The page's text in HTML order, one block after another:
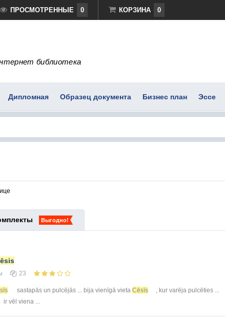
ПРОСМОТРЕННЫЕ 0 КОРЗИНА 0
библиотека
Дипломная Образец документа Бизнес план Эссе
Выгодно!
23
sastapās un pulcējās ... bija vienīgā vieta Cēsīs
, kur varēja pulcēties ...
ir vēl viena ...